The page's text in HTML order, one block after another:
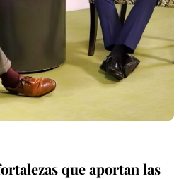
que aportan las